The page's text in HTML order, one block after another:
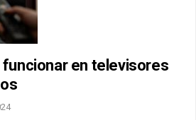
en televisores